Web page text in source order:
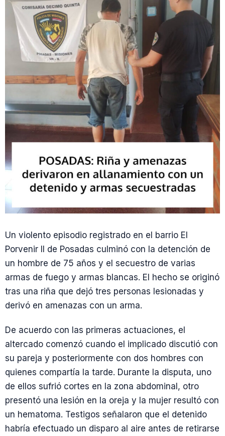
Un violento episodio registrado en el barrio El
Porvenir II de Posadas culminó con la detención de
un hombre de 75 años y el secuestro de varias
armas de fuego y armas blancas. El hecho se originó
tras una riña que dejó tres personas lesionadas y
derivó en amenazas con un arma.
De acuerdo con las primeras actuaciones, el
altercado comenzó cuando el implicado discutió con
su pareja y posteriormente con dos hombres con
quienes compartía la tarde. Durante la disputa, uno
de ellos sufrió cortes en la zona abdominal, otro
presentó una lesión en la oreja y la mujer resultó con
un hematoma. Testigos señalaron que el detenido
habría efectuado un disparo al aire antes de retirarse